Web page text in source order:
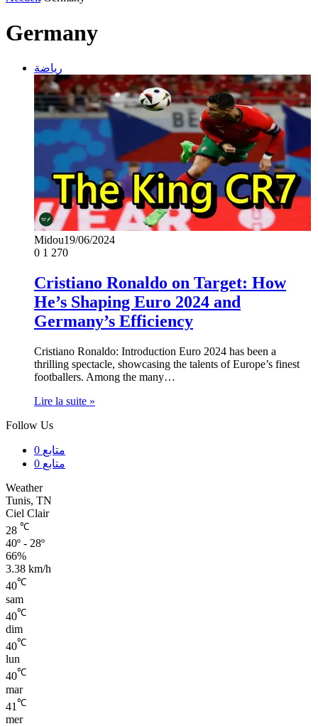
Germany
رياضة
Midou19/06/2024
0 1 270
Cristiano Ronaldo on Target: How
He’s Shaping Euro 2024 and
Germany’s Efficiency
Cristiano Ronaldo: Introduction Euro 2024 has been a
thrilling spectacle, showcasing the talents of Europe’s finest
footballers. Among the many…
Lire la suite »
Follow Us
0 متابع
0 متابع
Weather
Tunis, TN
Ciel Clair
28 ℃
40º - 28º
66%
3.38 km/h
40℃
sam
40℃
dim
40℃
lun
40℃
mar
41 ℃
mer